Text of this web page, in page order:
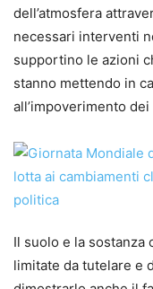
dell’atmosfera
necessari interventi
supportino le azioni
stanno mettendo in
all’impoverimento
Il suolo e la sostanza
limitate da tutelare e